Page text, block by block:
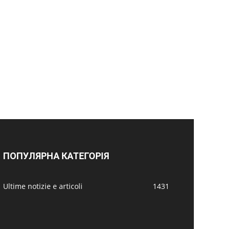
ПОПУЛЯРНА КАТЕГОРІЯ
Ultime notizie e articoli 1431